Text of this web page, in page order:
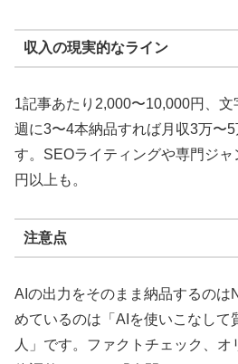
収入の現実的なライン
1記事あたり2,000〜10,000円、文
週に3〜4本納品すれば月収3万〜
す。SEOライティングや専門ジ
円以上も。
注意点
AIの出力をそのまま納品するのは
めているのは「AIを使いこなして
人」です。ファクトチェック、